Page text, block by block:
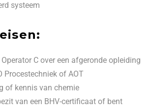
systeem
C over een afgeronde opleiding
Procestechniek of AOT
of kennis van chemie
van een BHV-certificaat of bent